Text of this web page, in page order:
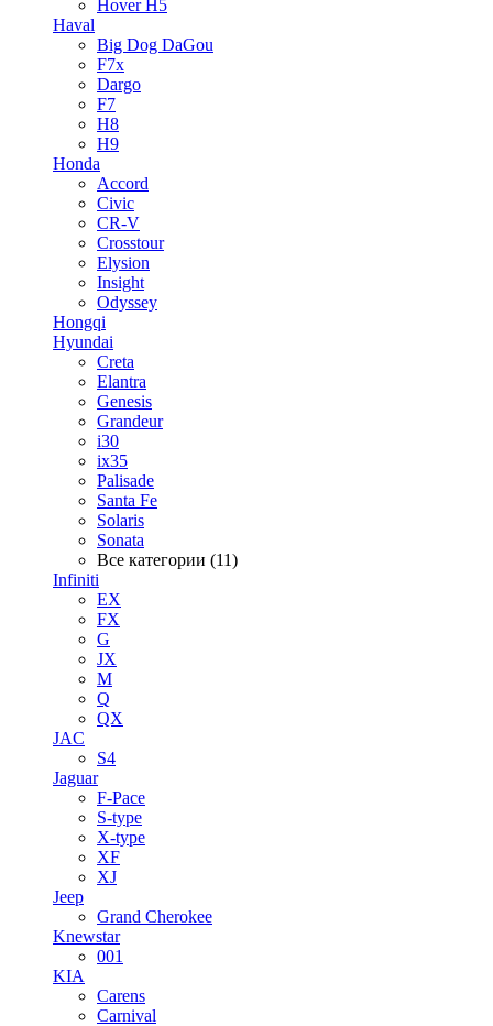
Hover H5
Haval
Big Dog DaGou
F7x
Dargo
F7
H8
H9
Honda
Accord
Civic
CR-V
Crosstour
Elysion
Insight
Odyssey
Hongqi
Hyundai
Creta
Elantra
Genesis
Grandeur
i30
ix35
Palisade
Santa Fe
Solaris
Sonata
Все категории (11)
Infiniti
EX
FX
G
JX
M
Q
QX
JAC
S4
Jaguar
F-Pace
S-type
X-type
XF
XJ
Jeep
Grand Cherokee
Knewstar
001
KIA
Carens
Carnival